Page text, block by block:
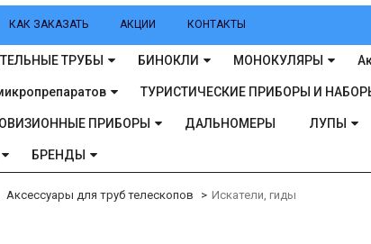
КАК ЗАКАЗАТЬ АКЦИИ КОНТАКТЫ
ТРУБЫ БИНОКЛИ МОНОКУЛЯРЫ
ТУРИСТИЧЕСКИЕ ПРИБОРЫ И
ПРИБОРЫ ДАЛЬНОМЕРЫ ЛУПЫ
БРЕНДЫ
Аксессуары для труб телескопов Искатели, гиды